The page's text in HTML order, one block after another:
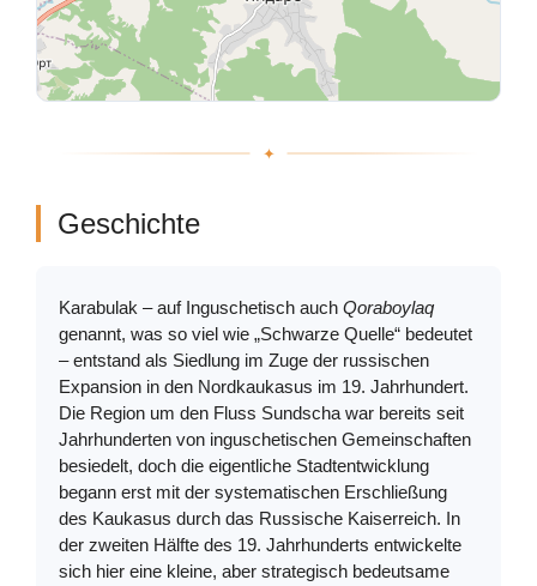
Geschichte
Karabulak – auf Inguschetisch auchQoraboylaq
genannt, was so viel wie „Schwarze Quelle“ bedeutet
– entstand als Siedlung im Zuge der russischen
Expansion in den Nordkaukasus im 19. Jahrhundert.
Die Region um den Fluss Sundscha war bereits seit
Jahrhunderten von inguschetischen Gemeinschaften
besiedelt, doch die eigentliche Stadtentwicklung
begann erst mit der systematischen Erschließung
des Kaukasus durch das Russische Kaiserreich. In
der zweiten Hälfte des 19. Jahrhunderts entwickelte
sich hier eine kleine, aber strategisch bedeutsame